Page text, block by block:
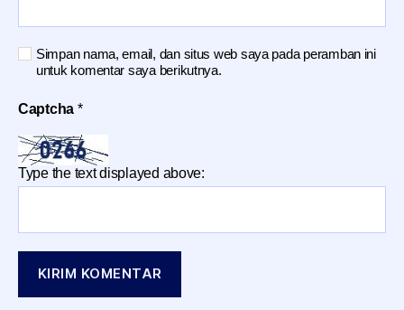
Simpan nama, email, dan situs web saya pada peramban ini
untuk komentar saya berikutnya.
Captcha *
Type the text displayed above: